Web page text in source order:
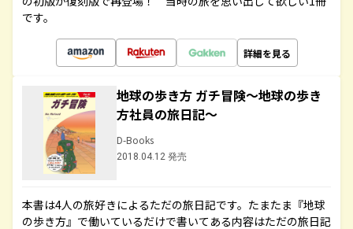
です。
詳細を見る
地球の歩き方 ガチ冒険～地球の歩き
方社員の旅日記～
D-Books
2018.04.12 発売
本書は4人の旅好きによるただの旅日記です。たまたま『地球
の歩き方』で働いているだけで書いてある内容はただの旅日記